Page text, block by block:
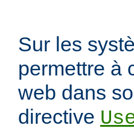
Sur les
permettre à
web dans
directive